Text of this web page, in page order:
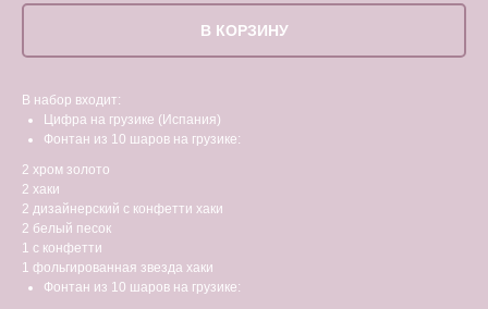
В КОРЗИНУ
В набор входит:
Цифра на грузике (Испания)
Фонтан из 10 шаров на грузике:
2 хром золото
2 хаки
2 дизайнерский с конфетти хаки
2 белый песок
1 с конфетти
1 фольгированная звезда хаки
Фонтан из 10 шаров на грузике: